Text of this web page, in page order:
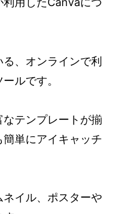
、オンラインで利
ルです。
テンプレートが揃
単にアイキャッチ
イル、ポスターや